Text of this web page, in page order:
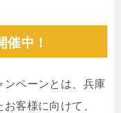
催中！
ンペーンとは、兵庫
客様に向けて、